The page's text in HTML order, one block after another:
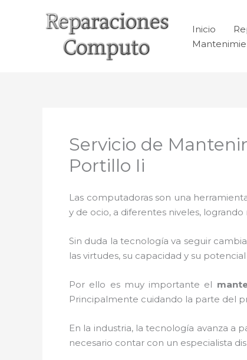
Inicio
Servicio de
Portillo Ii
Las computadoras son una
y de ocio, a diferentes niveles,
Sin duda la tecnología va seguir
las virtudes, su capacidad y su
Por ello es muy importante el
Principalmente cuidando la parte del
En la industria, la tecnología avanza a
necesario contar con un especialista